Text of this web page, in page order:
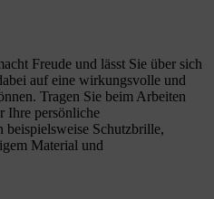
Freude und lässt Sie über sich
auf eine wirkungsvolle und
Tragen Sie beim Arbeiten
Ihre persönliche
beispielsweise Schutzbrille,
Material und